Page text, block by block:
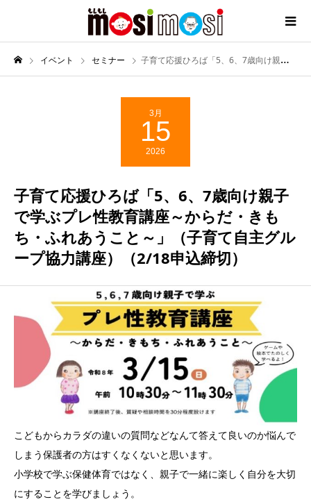
イベント セミナー 子育て応援ひろば「5、6、7歳向け親子で学ぶプレ性教育講座～からだ・きもち・ふれあうこと～」（子育て自主グループ協力講座）（2/18申込締切）
3月
15
2026
子育て応援ひろば「5、6、7歳向け親子
で学ぶプレ性教育講座～からだ・きも
ち・ふれあうこと～」（子育て自主グル
ープ協力講座）（2/18申込締切）
こどもからカラダの違いの質問などなんて答えて良いのか悩んで
しまう保護者の方はすくなくないと思います。
小学校で学ぶ保健体育ではなく、親子で一緒に楽しく自分を大切
にすることを学びましょう。